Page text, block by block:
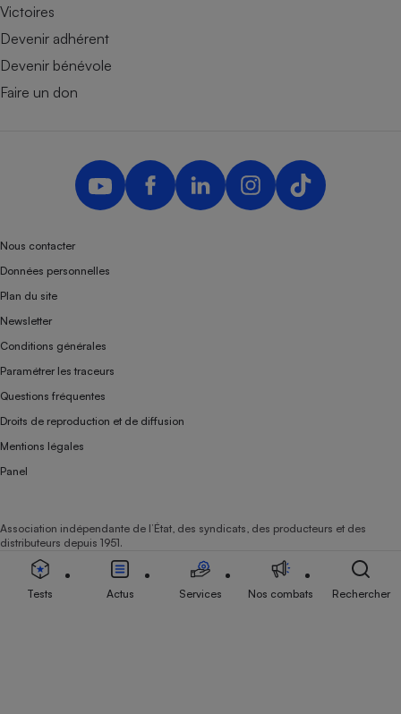
Ventilateur
Robot ménager
Victoires
Devenir adhérent
Devenir bénévole
Faire un don
Nous contacter
Données personnelles
Plan du site
Newsletter
Conditions générales
Paramétrer les traceurs
Questions fréquentes
Droits de reproduction et de diffusion
Mentions légales
Panel
Association indépendante de l’État, des syndicats, des producteurs et des
distributeurs depuis 1951.
Tests Actus Services Nos combats Rechercher